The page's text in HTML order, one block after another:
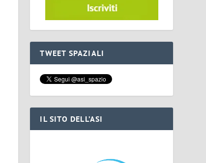
TWEET SPAZIALI
IL SITO DELL’ASI